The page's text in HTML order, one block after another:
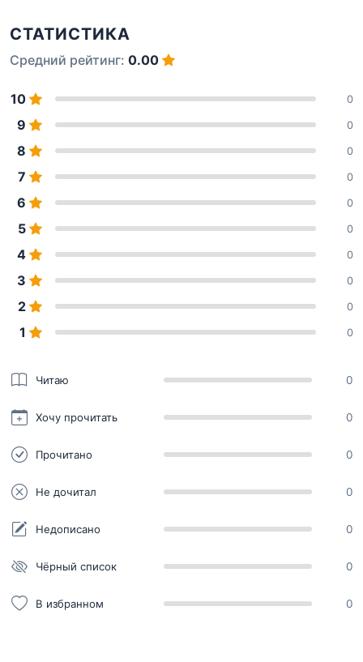
СТАТИСТИКА
Средний рейтинг: 0.00
10 0
9 0
8 0
7 0
6 0
5 0
4 0
3 0
2 0
1 0
Читаю 0
Хочу прочитать 0
Прочитано 0
Не дочитал 0
Недописано 0
Чёрный список 0
В избранном 0